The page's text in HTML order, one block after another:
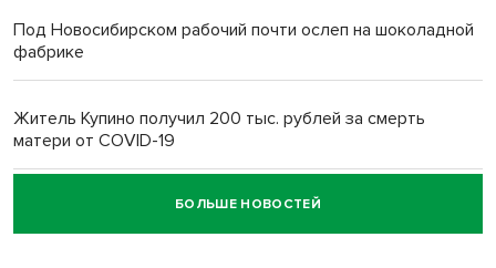
Под Новосибирском рабочий почти ослеп на шоколадной
фабрике
Житель Купино получил 200 тыс. рублей за смерть
матери от COVID-19
Новосибирский суд наказал водителя за смерть
пенсионерки на вокзале
БОЛЬШЕ НОВОСТЕЙ